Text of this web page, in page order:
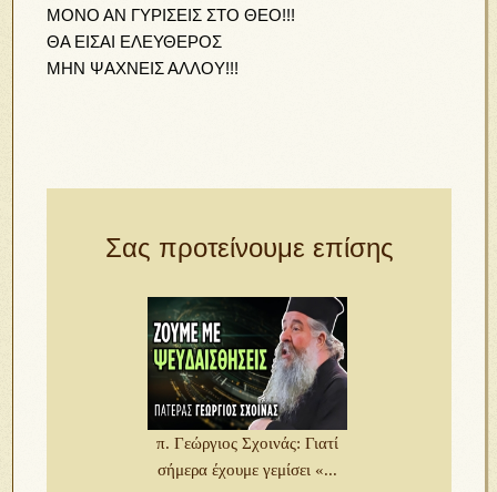
ΜΟΝΟ ΑΝ ΓΥΡΙΣΕΙΣ ΣΤΟ ΘΕΟ!!!
ΘΑ ΕΙΣΑΙ ΕΛΕΥΘΕΡΟΣ
ΜΗΝ ΨΑΧΝΕΙΣ ΑΛΛΟΥ!!!
Σας προτείνουμε επίσης
π. Γεώργιος Σχοινάς: Γιατί
σήμερα έχουμε γεμίσει «...